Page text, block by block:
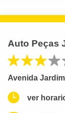
Auto Peças
Avenida
ver